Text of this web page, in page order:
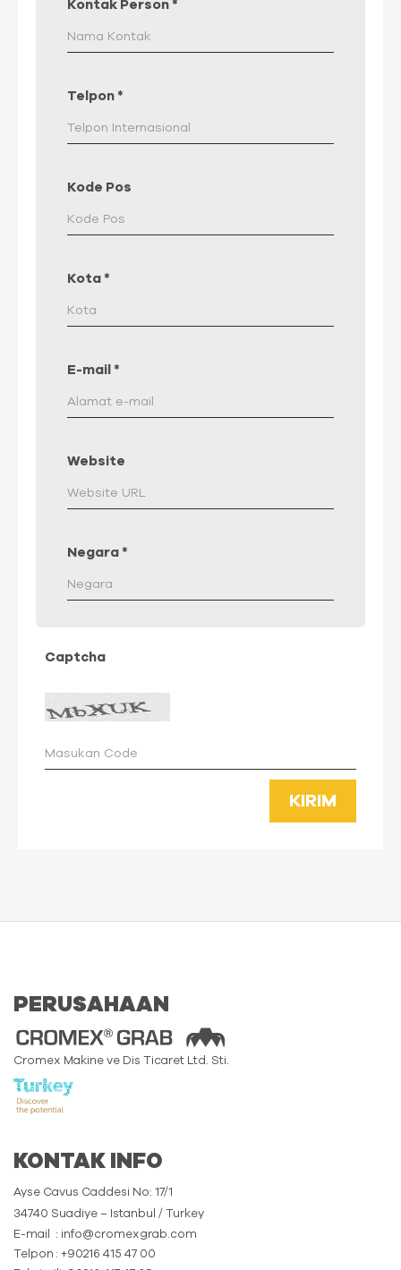
Kontak Person *
Telpon *
Kode Pos
Kota *
E-mail *
Website
Negara *
Captcha
KIRIM
PERUSAHAAN
Cromex Makine ve Dis Ticaret Ltd. Sti.
KONTAK INFO
Ayse Cavus Caddesi No: 17/1
34740 Suadiye – Istanbul / Turkey
E-mail
: info@cromexgrab.com
Telpon : +90216 415 47 00